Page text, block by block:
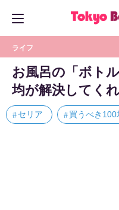
ライフ
お風呂の「ボト
均が解決してくれ
セリア 買うべき100